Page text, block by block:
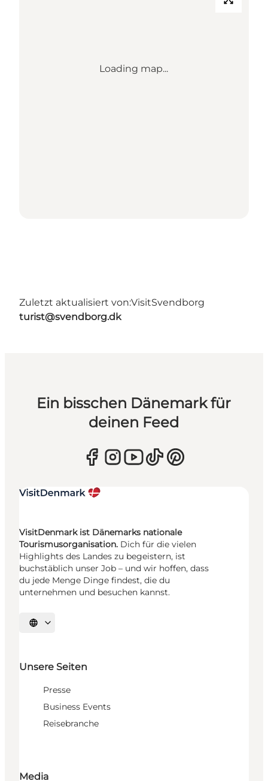
Loading map...
Zuletzt aktualisiert von:VisitSvendborg
turist@svendborg.dk
Ein bisschen Dänemark für
deinen Feed
VisitDenmark ist Dänemarks nationale
Tourismusorganisation. Dich für die vielen
Highlights des Landes zu begeistern, ist
buchstäblich unser Job – und wir hoffen, dass
du jede Menge Dinge findest, die du
unternehmen und besuchen kannst.
Sprache auswählen
Unsere Seiten
Presse
Business Events
Reisebranche
Media